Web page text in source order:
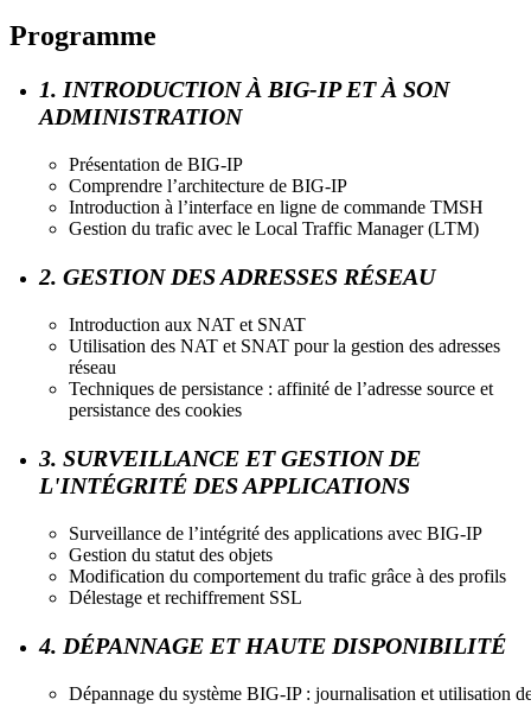
Programme
1. INTRODUCTION À BIG-IP ET À SON
ADMINISTRATION
Présentation de BIG-IP
Comprendre l’architecture de BIG-IP
Introduction à l’interface en ligne de commande TMSH
Gestion du trafic avec le Local Traffic Manager (LTM)
2. GESTION DES ADRESSES RÉSEAU
Introduction aux NAT et SNAT
Utilisation des NAT et SNAT pour la gestion des adresses
réseau
Techniques de persistance : affinité de l’adresse source et
persistance des cookies
3. SURVEILLANCE ET GESTION DE
L'INTÉGRITÉ DES APPLICATIONS
Surveillance de l’intégrité des applications avec BIG-IP
Gestion du statut des objets
Modification du comportement du trafic grâce à des profils
Délestage et rechiffrement SSL
4. DÉPANNAGE ET HAUTE DISPONIBILITÉ
Dépannage du système BIG-IP : journalisation et utilisation